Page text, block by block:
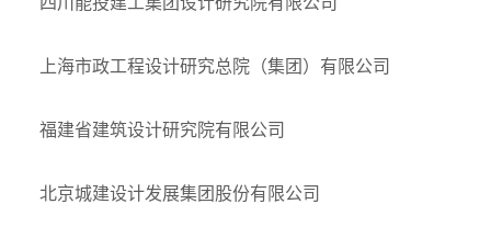
上海市政工程设计研究总院（集团）有限公司
福建省建筑设计研究院有限公司
北京城建设计发展集团股份有限公司